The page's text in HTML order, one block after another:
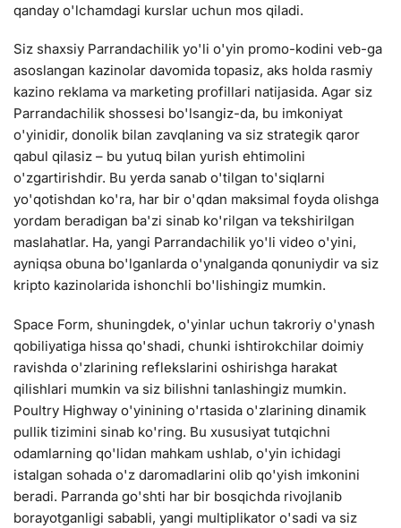
qanday o'lchamdagi kurslar uchun mos qiladi.
Siz shaxsiy Parrandachilik yo'li o'yin promo-kodini veb-ga
asoslangan kazinolar davomida topasiz, aks holda rasmiy
kazino reklama va marketing profillari natijasida. Agar siz
Parrandachilik shossesi bo'lsangiz-da, bu imkoniyat
o'yinidir, donolik bilan zavqlaning va siz strategik qaror
qabul qilasiz – bu yutuq bilan yurish ehtimolini
o'zgartirishdir. Bu yerda sanab o'tilgan to'siqlarni
yo'qotishdan ko'ra, har bir o'qdan maksimal foyda olishga
yordam beradigan ba'zi sinab ko'rilgan va tekshirilgan
maslahatlar. Ha, yangi Parrandachilik yo'li video o'yini,
ayniqsa obuna bo'lganlarda o'ynalganda qonuniydir va siz
kripto kazinolarida ishonchli bo'lishingiz mumkin.
Space Form, shuningdek, o'yinlar uchun takroriy o'ynash
qobiliyatiga hissa qo'shadi, chunki ishtirokchilar doimiy
ravishda o'zlarining reflekslarini oshirishga harakat
qilishlari mumkin va siz bilishni tanlashingiz mumkin.
Poultry Highway o'yinining o'rtasida o'zlarining dinamik
pullik tizimini sinab ko'ring. Bu xususiyat tutqichni
odamlarning qo'lidan mahkam ushlab, o'yin ichidagi
istalgan sohada o'z daromadlarini olib qo'yish imkonini
beradi. Parranda go'shti har bir bosqichda rivojlanib
borayotganligi sababli, yangi multiplikator o'sadi va siz